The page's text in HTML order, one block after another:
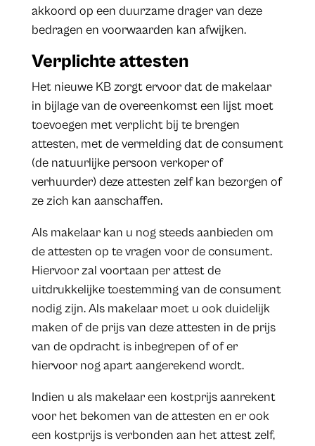
akkoord op een duurzame drager van deze
bedragen en voorwaarden kan afwijken.
Verplichte attesten
Het nieuwe KB zorgt ervoor dat de makelaar
in bijlage van de overeenkomst een lijst moet
toevoegen met verplicht bij te brengen
attesten, met de vermelding dat de consument
(de natuurlijke persoon verkoper of
verhuurder) deze attesten zelf kan bezorgen of
ze zich kan aanschaffen.
Als makelaar kan u nog steeds aanbieden om
de attesten op te vragen voor de consument.
Hiervoor zal voortaan per attest de
uitdrukkelijke toestemming van de consument
nodig zijn. Als makelaar moet u ook duidelijk
maken of de prijs van deze attesten in de prijs
van de opdracht is inbegrepen of of er
hiervoor nog apart aangerekend wordt.
Indien u als makelaar een kostprijs aanrekent
voor het bekomen van de attesten en er ook
een kostprijs is verbonden aan het attest zelf,